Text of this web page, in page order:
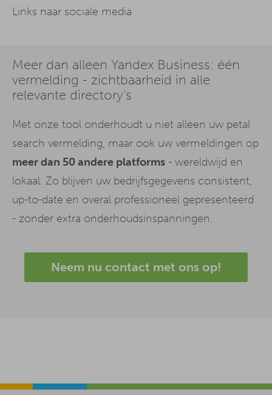
Links naar sociale media
Meer dan alleen Yandex Business: één
vermelding - zichtbaarheid in alle
relevante directory's
Met onze tool onderhoudt u niet alleen uw petal
search vermelding, maar ook uw vermeldingen op
meer dan 50 andere platforms - wereldwijd en
lokaal. Zo blijven uw bedrijfsgegevens consistent,
up-to-date en overal professioneel gepresenteerd
- zonder extra onderhoudsinspanningen.
Neem nu contact met ons op!